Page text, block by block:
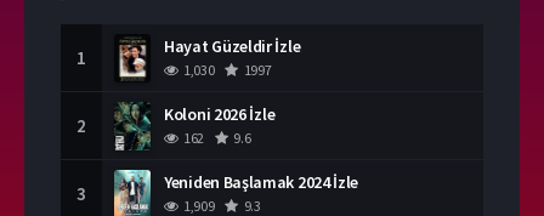
1 Hayat Güzeldir İzle
1,030 1997
2 Koloni 2026 İzle
162 9.6
3 Yeniden Başlamak 2024 İzle
1,909 9.3